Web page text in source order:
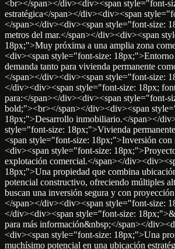
<br></span></div><div><span style="font-
estratégica</span></div><div><span
</span></div><div><span style="font-size:
metros del mar.</span></div><div><span
18px;">Muy próxima a una amplia zona
<div><span style="font-size: 18px;">Entorno
demanda tanto para vivienda permanente
</span></div><div><span style="font-size:
</div><div><span style="font-size: 18px;
para:</span></div><div><span style="font-
bold;"><br></span></div><div><span
18px;">Desarrollo inmobiliario.</span></
style="font-size: 18px;">Vivienda
<span style="font-size: 18px;">Inversión con
<div><span style="font-size:
explotación comercial.</span></
18px;">Una propiedad que combina
potencial constructivo, ofreciendo múltiples
buscan una inversión segura y con
</span></div><div><span style="font-size:
</div><div><span style="font-size:
para más información&nbsp;</span></
<div><span style="font-size: 18px;">Una
muchísimo potencial en una ubicación